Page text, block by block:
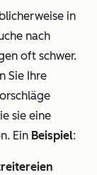
in
nach
oft schwer.
Sie Ihre
sie eine
Ein Beispiel: